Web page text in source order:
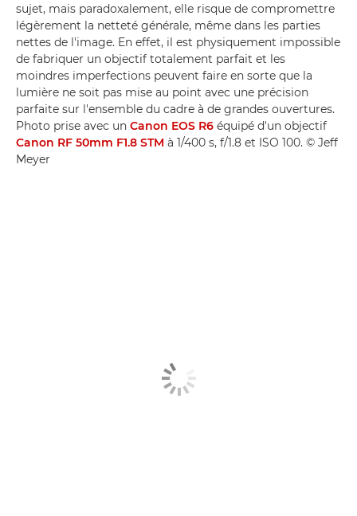
sujet, mais paradoxalement, elle risque de compromettre
légèrement la netteté générale, même dans les parties
nettes de l'image. En effet, il est physiquement impossible
de fabriquer un objectif totalement parfait et les
moindres imperfections peuvent faire en sorte que la
lumière ne soit pas mise au point avec une précision
parfaite sur l'ensemble du cadre à de grandes ouvertures.
Photo prise avec un Canon EOS R6 équipé d'un objectif
Canon RF 50mm F1.8 STM à 1/400 s, f/1.8 et ISO 100. © Jeff
Meyer